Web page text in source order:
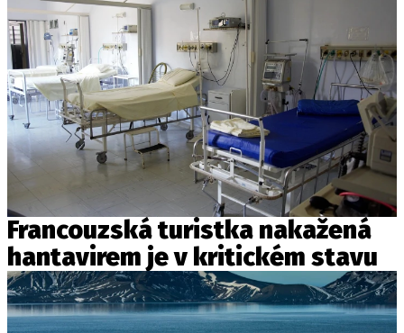
Francouzská turistka nakažená
hantavirem je v kritickém stavu